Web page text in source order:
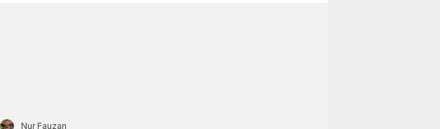
Nur Fauzan